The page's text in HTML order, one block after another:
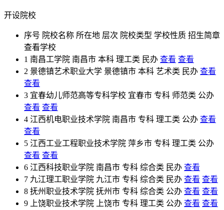
开设院校
序号 院校名称 所在地 层次 院校类型 学校性质 招生简章
查看学校
1 南昌工学院 南昌市 本科 理工类 民办 查看 查看
2 景德镇艺术职业大学 景德镇市 本科 艺术类 民办 查看
查看
3 宜春幼儿师范高等专科学校 宜春市 专科 师范类 公办
查看 查看
4 江西机电职业技术学院 南昌市 专科 理工类 公办 查看
查看
5 江西工业工程职业技术学院 萍乡市 专科 理工类 公办
查看 查看
6 江西科技职业学院 南昌市 专科 综合类 民办 查看
7 九江理工职业学院 九江市 专科 综合类 民办 查看 查看
8 抚州职业技术学院 抚州市 专科 综合类 公办 查看 查看
9
上饶职业技术学院 上饶市 专科 理工类 公办 查看 查看